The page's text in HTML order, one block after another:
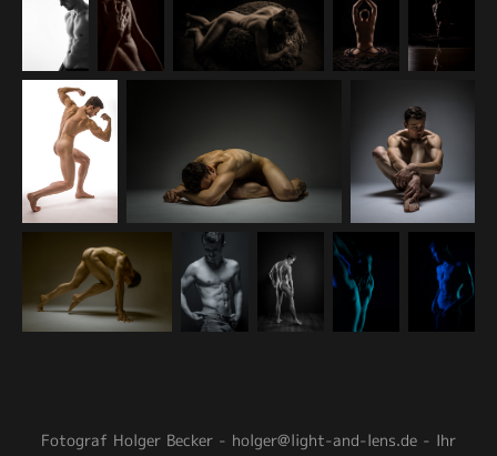
Fotograf Holger Becker - holger@light-and-lens.de - Ihr